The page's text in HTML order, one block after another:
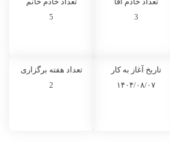
3
5
تاریخ آغاز به کار
۱۴۰۴/۰۸/۰۷
تعداد هفته برگزاری
2